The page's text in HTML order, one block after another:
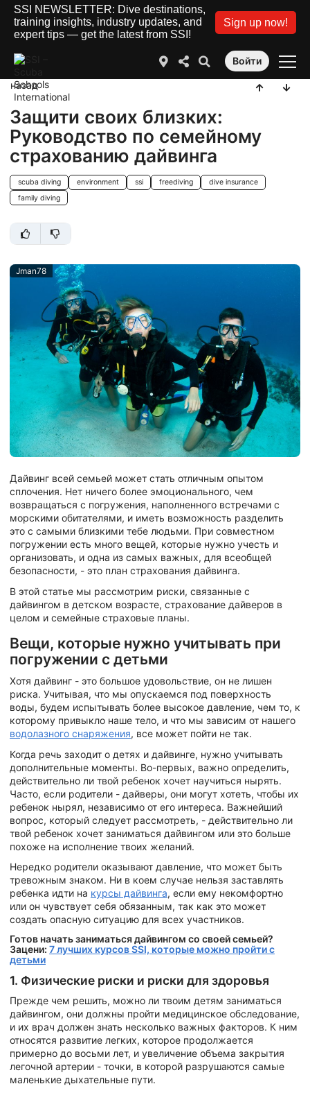
SSI NEWSLETTER: Dive destinations,
training insights, industry updates, and
expert tips — get the latest from SSI!
Sign up now!
Войти
назад
Защити своих близких:
Руководство по семейному
страхованию дайвинга
scuba diving environment ssi freediving
dive insurance
family diving
Jman78
Дайвинг всей семьей может стать отличным опытом
сплочения. Нет ничего более эмоционального, чем
возвращаться с погружения, наполненного встречами с
морскими обитателями, и иметь возможность разделить
это с самыми близкими тебе людьми. При совместном
погружении есть много вещей, которые нужно учесть и
организовать, и одна из самых важных, для всеобщей
безопасности, - это план страхования дайвинга.
В этой статье мы рассмотрим риски, связанные с
дайвингом в детском возрасте, страхование дайверов в
целом и семейные страховые планы.
Вещи, которые нужно учитывать при
погружении с детьми
Хотя дайвинг - это большое удовольствие, он не лишен
риска. Учитывая, что мы опускаемся под поверхность
воды, будем испытывать более высокое давление, чем то, к
которому привыкло наше тело, и что мы зависим от нашего
водолазного снаряжения, все может пойти не так.
Когда речь заходит о детях и дайвинге, нужно учитывать
дополнительные моменты. Во-первых, важно определить,
действительно ли твой ребенок хочет научиться нырять.
Часто, если родители - дайверы, они могут хотеть, чтобы их
ребенок нырял, независимо от его интереса. Важнейший
вопрос, который следует рассмотреть, - действительно ли
твой ребенок хочет заниматься дайвингом или это больше
похоже на исполнение твоих желаний.
Нередко родители оказывают давление, что может быть
тревожным знаком. Ни в коем случае нельзя заставлять
ребенка идти на курсы дайвинга, если ему некомфортно
или он чувствует себя обязанным, так как это может
создать опасную ситуацию для всех участников.
Готов начать заниматься дайвингом со своей семьей?
Зацени: 7 лучших курсов SSI, которые можно пройти с
детьми
1. Физические риски и риски для здоровья
Прежде чем решить, можно ли твоим детям заниматься
дайвингом, они должны пройти медицинское обследование,
и их врач должен знать несколько важных факторов. К ним
относятся развитие легких, которое продолжается
примерно до восьми лет, и увеличение объема закрытия
легочной артерии - точки, в которой разрушаются самые
маленькие дыхательные пути.